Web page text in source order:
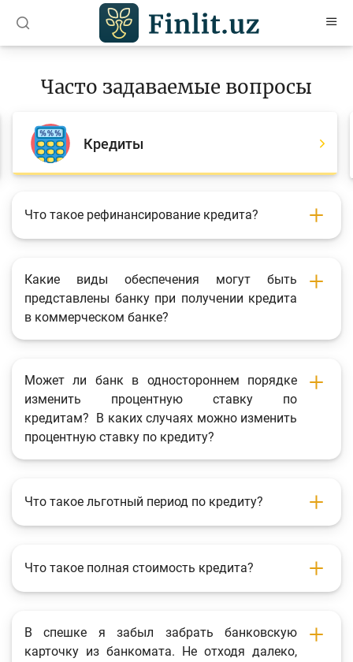
Учебные материалы
Проекты
Анкетирование
Опросы
Фотогалерея
О проекте
Поиск по сайту
Карта сайта
Часто задаваемые вопросы
Кредиты
Что такое рефинансирование кредита?
Какие виды обеспечения могут быть
представлены банку при получении кредита
в коммерческом банке?
Может ли банк в одностороннем порядке
изменить процентную ставку по
кредитам? В каких случаях можно изменить
процентную ставку по кредиту?
Что такое льготный период по кредиту?
Что такое полная стоимость кредита?
В спешке я забыл забрать банковскую
карточку из банкомата. Не отходя далеко,